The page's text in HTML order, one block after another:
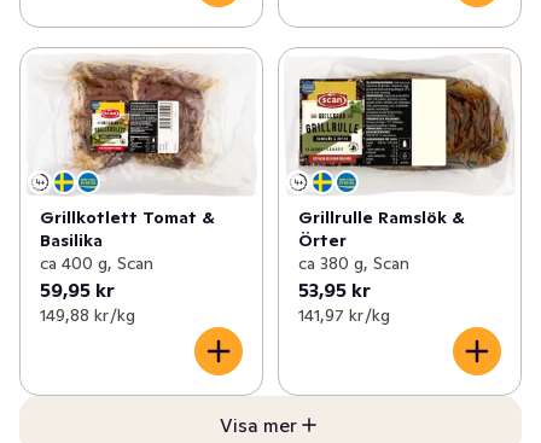
Grillkotlett Tomat &
Basilika
ca 400 g, Scan
59,95 kr
149,88 kr /kg
Grillrulle Ramslök &
Örter
ca 380 g, Scan
53,95 kr
141,97 kr /kg
Visa mer